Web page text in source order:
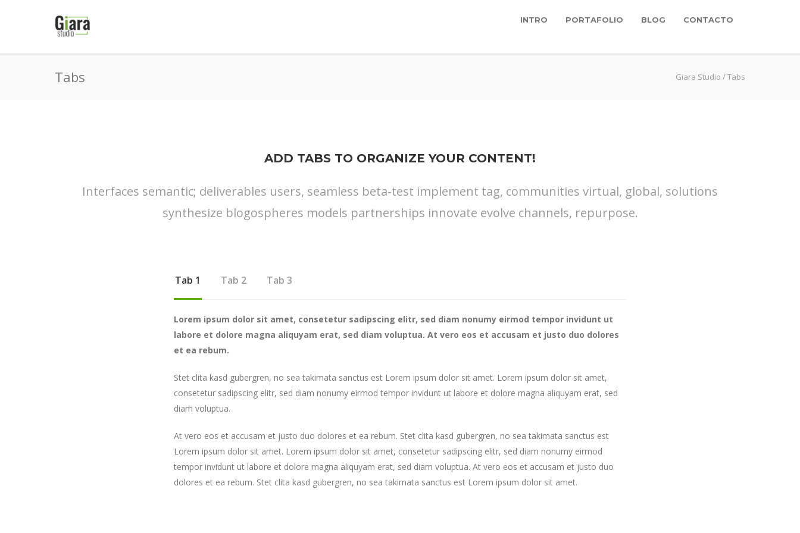
INTRO PORTAFOLIO BLOG CONTACTO
Tabs Giara Studio /Tabs
ADD TABS TO ORGANIZE YOUR CONTENT!
Interfaces semantic; deliverables users, seamless beta-test implement tag, communities virtual, global, solutions
synthesize blogospheres models partnerships innovate evolve channels, repurpose.
Tab 1 Tab 2 Tab 3
Lorem ipsum dolor sit amet, consetetur sadipscing elitr, sed diam nonumy eirmod tempor invidunt ut
labore et dolore magna aliquyam erat, sed diam voluptua. At vero eos et accusam et justo duo dolores
et ea rebum.
Stet clita kasd gubergren, no sea takimata sanctus est Lorem ipsum dolor sit amet. Lorem ipsum dolor sit amet,
consetetur sadipscing elitr, sed diam nonumy eirmod tempor invidunt ut labore et dolore magna aliquyam erat, sed
diam voluptua.
At vero eos et accusam et justo duo dolores et ea rebum. Stet clita kasd gubergren, no sea takimata sanctus est
Lorem ipsum dolor sit amet. Lorem ipsum dolor sit amet, consetetur sadipscing elitr, sed diam nonumy eirmod
tempor invidunt ut labore et dolore magna aliquyam erat, sed diam voluptua. At vero eos et accusam et justo duo
dolores et ea rebum. Stet clita kasd gubergren, no sea takimata sanctus est Lorem ipsum dolor sit amet.